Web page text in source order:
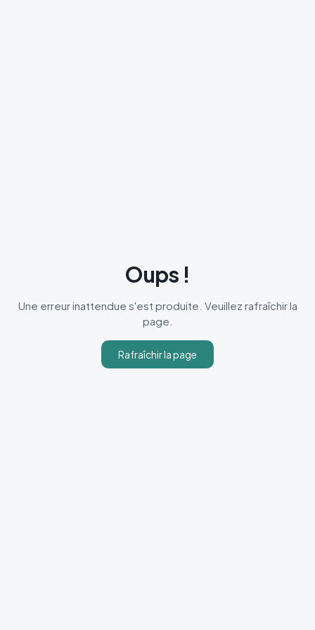
Oups !
Une erreur inattendue s'est produite. Veuillez rafraîchir la
page.
Rafraîchir la page